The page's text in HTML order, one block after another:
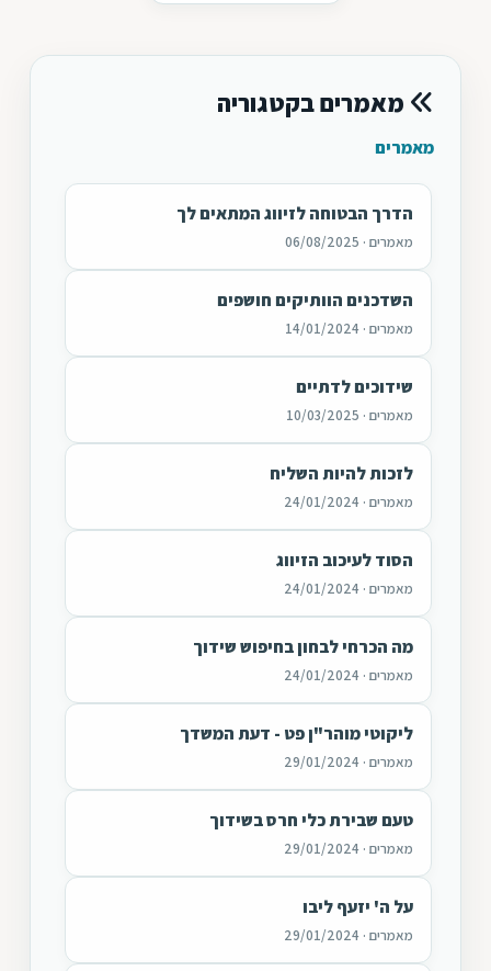
מאמרים בקטגוריה
מאמרים
הדרך הבטוחה לזיווג המתאים לך
מאמרים · 06/08/2025
השדכנים הוותיקים חושפים
מאמרים · 14/01/2024
שידוכים לדתיים
מאמרים · 10/03/2025
לזכות להיות השליח
מאמרים · 24/01/2024
הסוד לעיכוב הזיווג
מאמרים · 24/01/2024
מה הכרחי לבחון בחיפוש שידוך
מאמרים · 24/01/2024
ליקוטי מוהר"ן פט - דעת המשדך
מאמרים · 29/01/2024
טעם שבירת כלי חרס בשידוך
מאמרים · 29/01/2024
על ה' יזעף ליבו
מאמרים · 29/01/2024